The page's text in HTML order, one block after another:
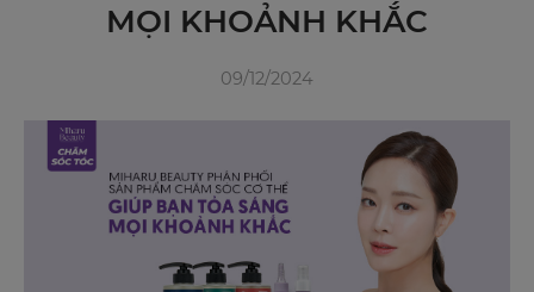
Feed
0799 33 86 88
MỌI KHOẢNH KHẮC
09/12/2024